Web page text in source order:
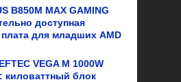
B850M MAX GAMING
доступная
плата для младших AMD
VEGA M 1000W
киловаттный блок